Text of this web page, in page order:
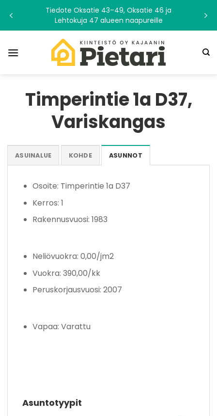
content
Tiedote Oksatie 43–49, Oksatie 46 ja
Lehtokuja 47 alueen naapureille
Timperintie 1a D37,
Variskangas
ASUINALUE KOHDE ASUNNOT
Asuntotyypit
Osoite: Timperintie 1a D37
Kerros: 1
Rakennusvuosi: 1983
Neliövuokra: 0,00/jm2
Vuokra: 390,00/kk
Peruskorjausvuosi: 2007
Vapaa: Varattu